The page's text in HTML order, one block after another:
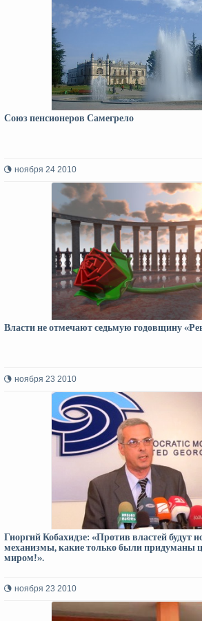
Союз пенсионеров Самегрело
ноября 24 2010
Власти не отмечают седьмую годовщину
ноября 23 2010
Гиоргий Кобахидзе: «Против властей будут
механизмы, какие только были придуманы
миром!».
ноября 23 2010